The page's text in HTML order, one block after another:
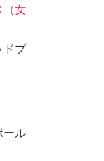
（女
ドプ
ール